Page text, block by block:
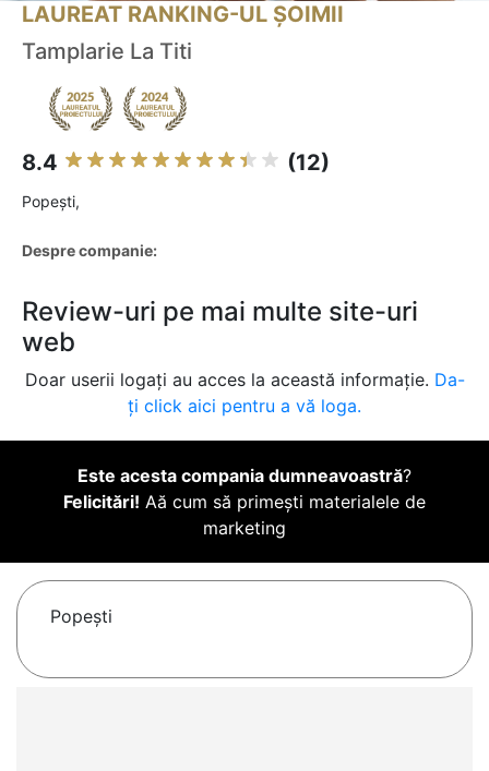
LAUREAT RANKING-UL ȘOIMII
Tamplarie La Titi
8.4 (12)
Popeşti,
Despre companie:
Review-uri pe mai multe site-uri
web
Doar userii logați au acces la această informație. Da-
ți click aici pentru a vă loga.
Este acesta compania dumneavoastră?
Felicitări! Aă cum să primești materialele de
marketing
Popeşti